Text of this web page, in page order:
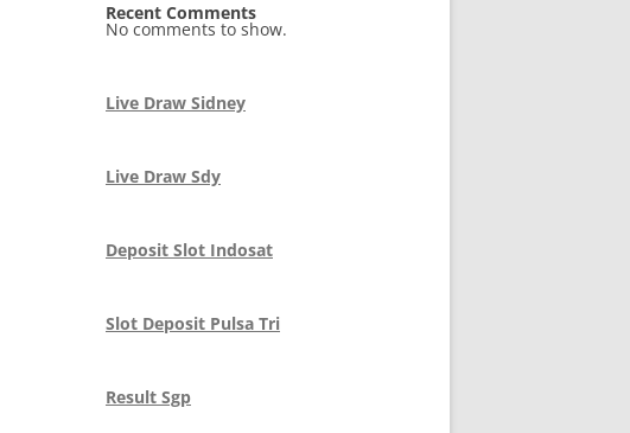
Recent Comments
No comments to show.
Live Draw Sidney
Live Draw Sdy
Deposit Slot Indosat
Slot Deposit Pulsa Tri
Result Sgp